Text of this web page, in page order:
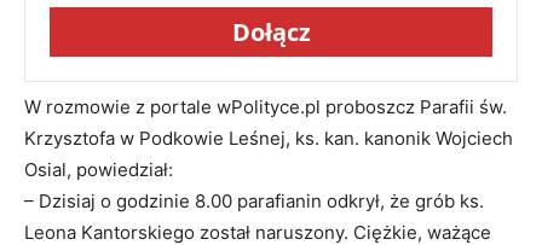
Dołącz
W rozmowie z portale wPolityce.pl proboszcz Parafii św.
Krzysztofa w Podkowie Leśnej, ks. kan. kanonik Wojciech
Osial, powiedział:
– Dzisiaj o godzinie 8.00 parafianin odkrył, że grób ks.
Leona Kantorskiego został naruszony. Ciężkie, ważące